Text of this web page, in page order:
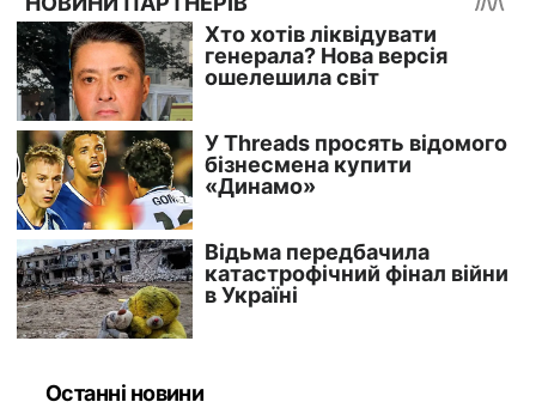
Останні новини